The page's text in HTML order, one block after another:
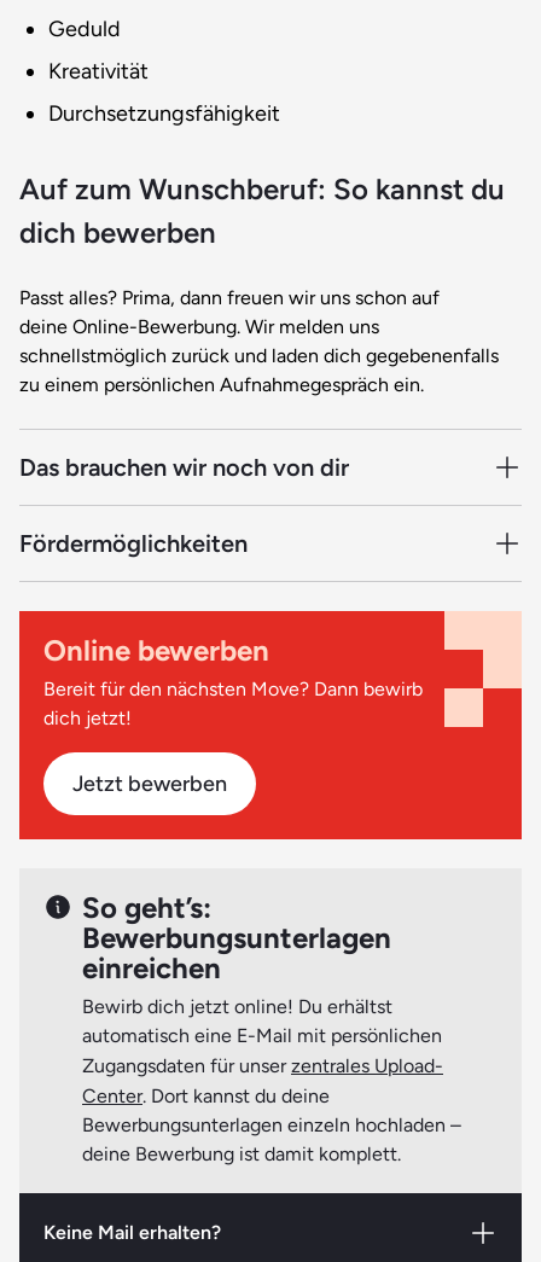
Geduld
Kreativität
Durchsetzungsfähigkeit
Auf zum Wunschberuf: So kannst du
dich bewerben
Passt alles? Prima, dann freuen wir uns schon auf
deine Online-Bewerbung. Wir melden uns
schnellstmöglich zurück und laden dich gegebenenfalls
zu einem persönlichen Aufnahmegespräch ein.
Das brauchen wir noch von dir
bearbeitet werden kann, müssen noch ein paar Unterlagen
zu uns. Dazu gehören:
Tabellarischer Lebenslauf
Kopie deines Schulabschlusszeugnisses (oder deines
letzten Schulzeugnisses)
Kopien deiner Ausbildungszeugnisse,
Praktikumsbescheinigungen, Arbeitszeugnisse (wenn
vorhanden)
* kann bis Ausbildungsbeginn nachgereicht werden
Beachte bitte: Möglicherweise werden zu Beginn deiner
Ausbildung zum Sozialpädagogischen Assistenten bzw.
zur Sozialpädagogischen Assistentin weitere aktuelle
Nachweise (Atteste, Bescheinigungen etc.) erforderlich.
Genaueres erfährst du rechtzeitig vorab.
Fördermöglichkeiten
Arbeitsagentur fördern lassen. Auch Schüler-BAföG oder
ein zinsgünstiger Bildungskredit sind unter bestimmten
Voraussetzungen möglich. Gern beraten wir dich, was in
Online bewerben
Bereit für den nächsten Move? Dann bewirb
dich jetzt!
Jetzt bewerben
So geht’s:
Bewerbungsunterlagen
einreichen
Bewirb dich jetzt online! Du erhältst
automatisch eine E-Mail mit persönlichen
Zugangsdaten für unserzentrales Upload-
Center. Dort kannst du deine
Bewerbungsunterlagen einzeln hochladen –
deine Bewerbung ist damit komplett.
Keine Mail erhalten?